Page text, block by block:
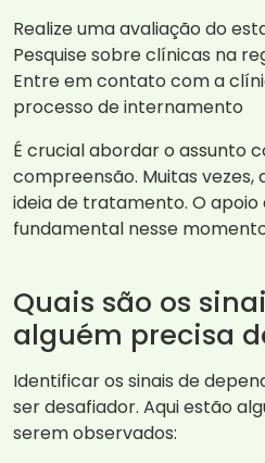
Realize uma avaliação do
Pesquise sobre clínicas na
Entre em contato com a
processo de internamento
É crucial abordar o assunto
compreensão. Muitas vezes,
ideia de tratamento. O
fundamental nesse
Quais são os
alguém precisa
Identificar os sinais de
ser desafiador. Aqui estão
serem observados: